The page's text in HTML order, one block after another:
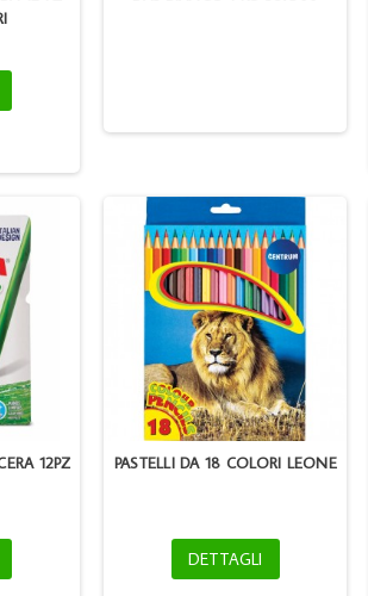
12PZ
PASTELLI DA 18 COLORI LEONE
DETTAGLI